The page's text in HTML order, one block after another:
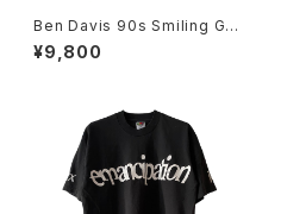
Ben Davis 90s Smiling Gor
illa Standing Tee
¥9,800